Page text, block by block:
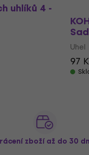
uhlíků 4 -
Uhel
97
zboží až do 30